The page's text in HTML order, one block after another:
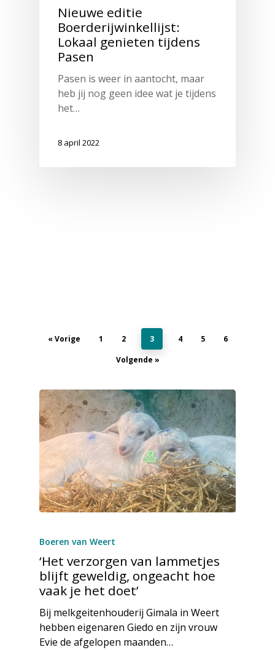
Nieuwe editie
Boerderijwinkellijst:
Lokaal genieten tijdens
Pasen
Pasen is weer in aantocht, maar
heb jij nog geen idee wat je tijdens
het…
8 april 2022
« Vorige 1 2 3 4 5
6
Volgende »
Boeren van Weert
‘Het verzorgen van lammetjes
blijft geweldig, ongeacht hoe
vaak je het doet’
Bij melkgeitenhouderij Gimala in Weert
hebben eigenaren Giedo en zijn vrouw
Evie de afgelopen maanden…